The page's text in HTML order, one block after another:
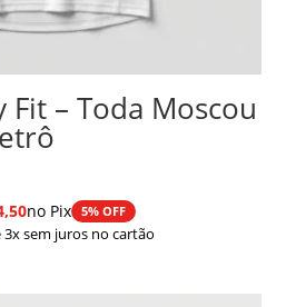
Fit – Toda Moscou
no Pix 5% OFF
sem juros no cartão